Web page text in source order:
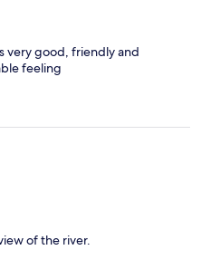
very good, friendly and
feeling
of the river.